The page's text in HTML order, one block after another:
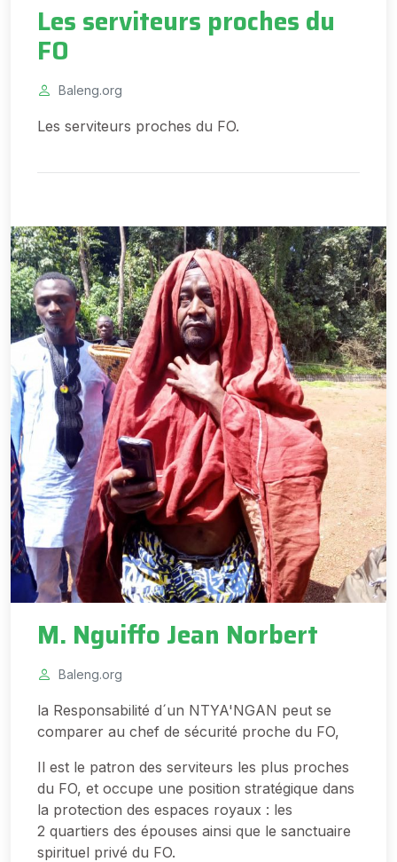
Les serviteurs proches du
FO
Baleng.org
Les serviteurs proches du FO.
M. Nguiffo Jean Norbert
Baleng.org
la Responsabilité d´un NTYA'NGAN peut se
comparer au chef de sécurité proche du FO,
Il est le patron des serviteurs les plus proches
du FO, et occupe une position stratégique dans
la protection des espaces royaux : les
2 quartiers des épouses ainsi que le sanctuaire
spirituel privé du FO.